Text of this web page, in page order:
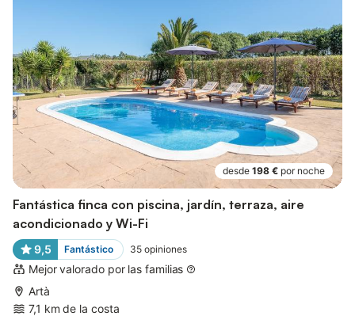
desde 198 € por noche
Fantástica finca con piscina, jardín, terraza, aire
acondicionado y Wi-Fi
9,5 Fantástico 35 opiniones
Mejor valorado por las familias
Artà
7,1 km de la costa